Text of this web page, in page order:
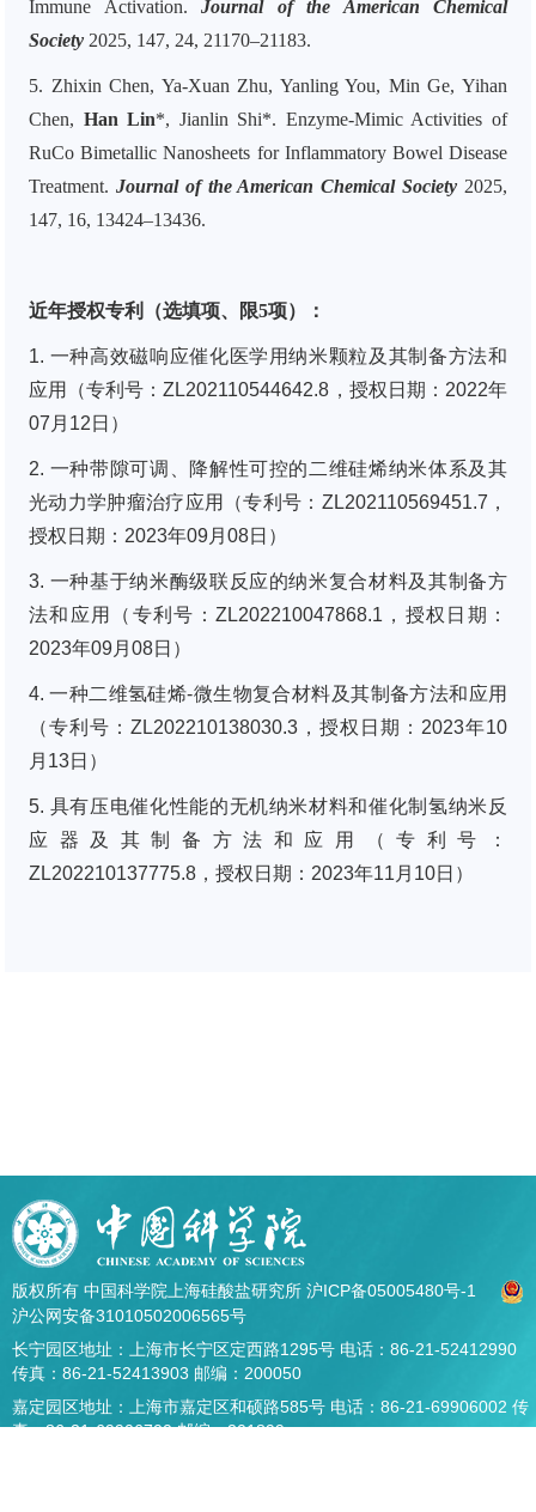
Immune Activation. Journal of the American Chemical
Society 2025, 147, 24, 21170–21183.
5. Zhixin Chen, Ya-Xuan Zhu, Yanling You, Min Ge, Yihan
Chen, Han Lin*, Jianlin Shi*. Enzyme-Mimic Activities of
RuCo Bimetallic Nanosheets for Inflammatory Bowel Disease
Treatment. Journal of the American Chemical Society 2025,
147, 16, 13424–13436.
近年授权专利（选填项、限5项）：
1. 一种高效磁响应催化医学用纳米颗粒及其制备方法和
应用（专利号：ZL202110544642.8，授权日期：2022年
07月12日）
2. 一种带隙可调、降解性可控的二维硅烯纳米体系及其
光动力学肿瘤治疗应用（专利号：ZL202110569451.7，
授权日期：2023年09月08日）
3. 一种基于纳米酶级联反应的纳米复合材料及其制备方
法和应用（专利号：ZL202210047868.1，授权日期：
2023年09月08日）
4. 一种二维氢硅烯-微生物复合材料及其制备方法和应用
（专利号：ZL202210138030.3，授权日期：2023年10
月13日）
5. 具有压电催化性能的无机纳米材料和催化制氢纳米反
应器及其制备方法和应用（专利号：
ZL202210137775.8，授权日期：2023年11月10日）
版权所有 中国科学院上海硅酸盐研究所 沪ICP备05005480号-1
沪公网安备31010502006565号
长宁园区地址：上海市长宁区定西路1295号 电话：86-21-52412990
传真：86-21-52413903 邮编：200050
嘉定园区地址：上海市嘉定区和硕路585号 电话：86-21-69906002 传
真：86-21-69906700 邮编：201899